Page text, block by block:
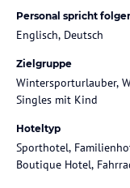
Personal spricht
Englisch, Deutsch
Zielgruppe
Wintersporturlauber,
Singles mit Kind
Hoteltyp
Sporthotel,
Boutique Hotel,